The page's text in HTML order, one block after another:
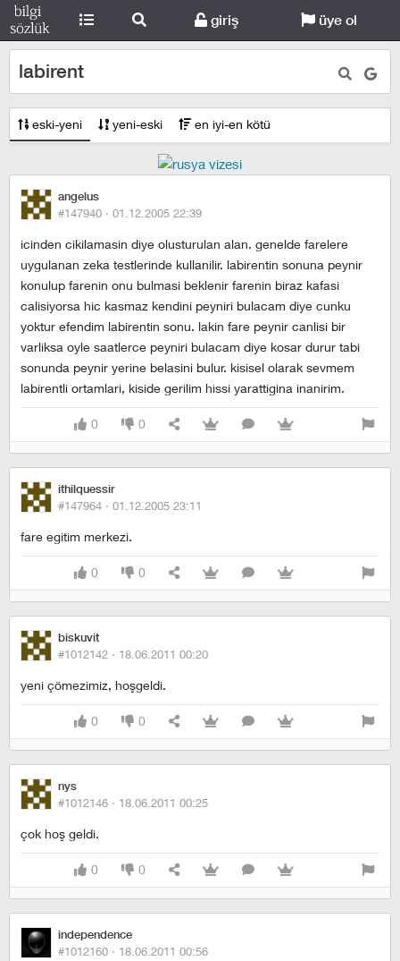
giriş üye ol
labirent
eski-yeni yeni-eski en iyi-en kötü
angelus
#147940 · 01.12.2005 22:39
icinden cikilamasin diye olusturulan alan. genelde farelere
uygulanan zeka testlerinde kullanilir. labirentin sonuna peynir
konulup farenin onu bulmasi beklenir farenin biraz kafasi
calisiyorsa hic kasmaz kendini peyniri bulacam diye cunku
yoktur efendim labirentin sonu. lakin fare peynir canlisi bir
varliksa oyle saatlerce peyniri bulacam diye kosar durur tabi
sonunda peynir yerine belasini bulur. kisisel olarak sevmem
labirentli ortamlari, kiside gerilim hissi yarattigina inanirim.
0 0
ithilquessir
#147964 · 01.12.2005 23:11
fare egitim merkezi.
0 0
biskuvit
#1012142 · 18.06.2011 00:20
yeni çömezimiz, hoşgeldi.
0 0
nys
#1012146 · 18.06.2011 00:25
çok hoş geldi.
0 0
independence
#1012160 · 18.06.2011 00:56